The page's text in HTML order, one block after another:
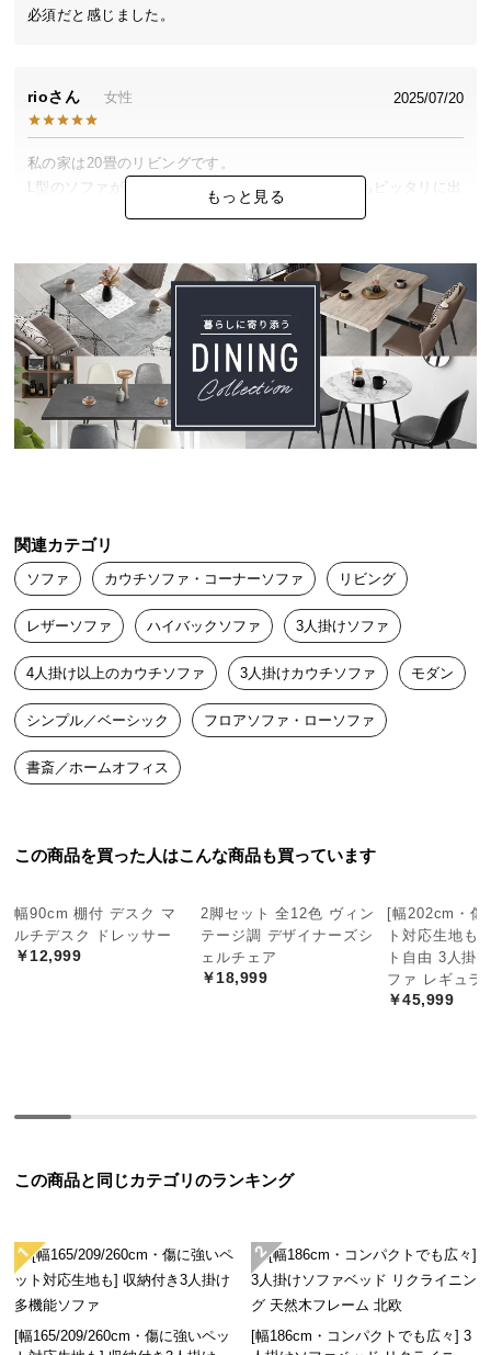
中
の
配
送
に
て
小
型
商
品
の
配
い
て
開
梱
設
置
サ
ビ
つ
搬
て
返
ャ
ン
セ
ル
必須だと感じました。
rio 女性 2025/07/20
私の家は20畳のリビングです。
L型のソファが理想でしたので、大きさも色も素材もピッタリに出
会えた事がとても嬉しかったです。
mou 2024/11/10
高級感ある素材と大きめサイズに大満足です。デザインも理想的
で硬さも好みでした。5人家族が座れ、肘置きは枕にちょうど良い
高さ。配達も丁寧で◎！
本当に猫の爪が刺さらない！
プレミア厶を買いましたが、これはすごいですね。
ん。
もっと見る
関連カテゴリ
ソファ カウチソファ・コーナーソファ リビング
レザーソファ ハイバックソファ 3人掛けソファ
4人掛け以上のカウチソファ 3人掛けカウチソファ モダン
シンプル／ベーシック フロアソファ・ローソファ
書斎／ホームオフィス
この商品を買った人はこんな商品も買っています
幅90cm 棚付 デスク マ
ルチデスク ドレッサー
￥12,999
2脚セット 全12色 ヴィン
テージ調 デザイナーズシ
ェルチェア
￥18,999
[幅202cm・傷
ト対応生地も]
ト自由 3人掛
ファ レギュラ
￥45,999
この商品と同じカテゴリのランキング
[幅165/209/260cm・傷に強いペッ
[幅186cm・コンパクトでも広々] 3